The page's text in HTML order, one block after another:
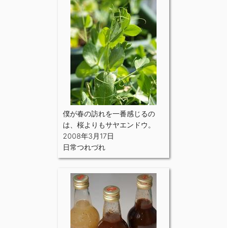
僕が春の訪れを一番感じるの
は、桜よりもサヤエンドウ。
2008年3月17日
日常つれづれ